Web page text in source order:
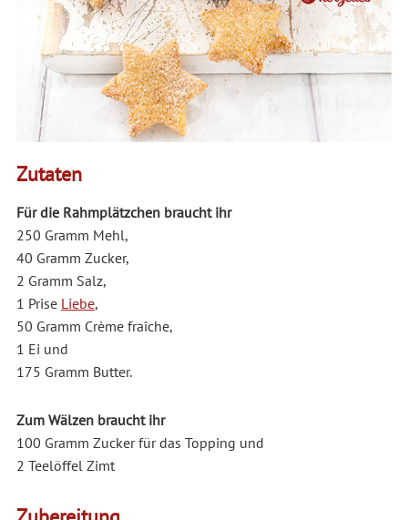
Zutaten
Für die Rahmplätzchen braucht ihr
250 Gramm Mehl,
40 Gramm Zucker,
2 Gramm Salz,
1 Prise Liebe,
50 Gramm Crème fraîche,
1 Ei und
175 Gramm Butter.
Zum Wälzen braucht ihr
100 Gramm Zucker für das Topping und
2 Teelöffel Zimt